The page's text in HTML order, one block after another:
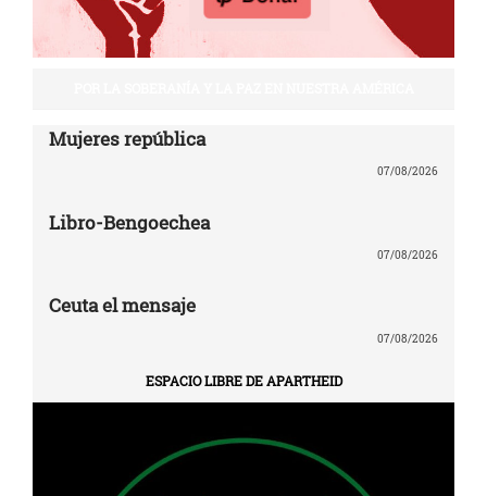
Mujeres república
07/08/2026
Libro-Bengoechea
07/08/2026
Ceuta el mensaje
07/08/2026
ESPACIO LIBRE DE APARTHEID